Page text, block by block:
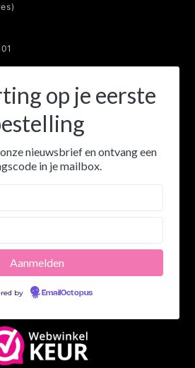
op je eerste
nieuwsbrief en ontvang een
in je mailbox.
by EmailOctopus